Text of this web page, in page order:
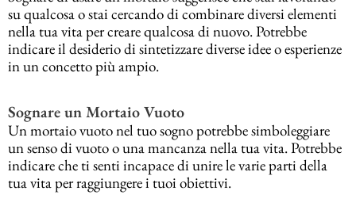
su qualcosa o stai cercando di combinare diversi elementi
nella tua vita per creare qualcosa di nuovo. Potrebbe
indicare il desiderio di sintetizzare diverse idee o esperienze
in un concetto più ampio.
Sognare un Mortaio Vuoto
Un mortaio vuoto nel tuo sogno potrebbe simboleggiare
un senso di vuoto o una mancanza nella tua vita. Potrebbe
indicare che ti senti incapace di unire le varie parti della
tua vita per raggiungere i tuoi obiettivi.